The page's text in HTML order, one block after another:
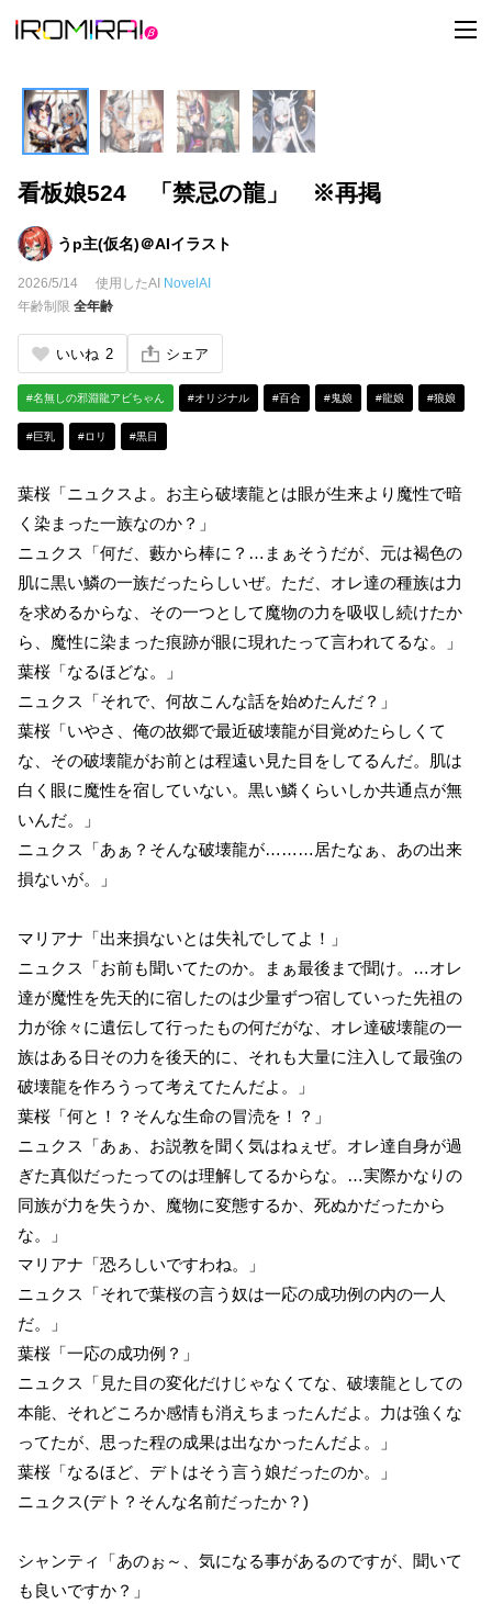
t
o
看板娘524 「禁忌の龍」 ※再掲
うp主(仮名)＠AIイラスト
2026/5/14 使用したAI NovelAI
年齢制限 全年齢
いいね 2 シェア
#名無しの邪淵龍アビちゃん #オリジナル #百合 #鬼娘 #龍娘 #狼娘
#巨乳 #ロリ #黒目
葉桜「ニュクスよ。お主ら破壊龍とは眼が生来より魔性で暗
く染まった一族なのか？」
ニュクス「何だ、藪から棒に？…まぁそうだが、元は褐色の
肌に黒い鱗の一族だったらしいぜ。ただ、オレ達の種族は力
を求めるからな、その一つとして魔物の力を吸収し続けたか
ら、魔性に染まった痕跡が眼に現れたって言われてるな。」
葉桜「なるほどな。」
ニュクス「それで、何故こんな話を始めたんだ？」
葉桜「いやさ、俺の故郷で最近破壊龍が目覚めたらしくて
な、その破壊龍がお前とは程遠い見た目をしてるんだ。肌は
白く眼に魔性を宿していない。黒い鱗くらいしか共通点が無
いんだ。」
ニュクス「あぁ？そんな破壊龍が………居たなぁ、あの出来
損ないが。」
マリアナ「出来損ないとは失礼でしてよ！」
ニュクス「お前も聞いてたのか。まぁ最後まで聞け。…オレ
達が魔性を先天的に宿したのは少量ずつ宿していった先祖の
力が徐々に遺伝して行ったもの何だがな、オレ達破壊龍の一
族はある日その力を後天的に、それも大量に注入して最強の
破壊龍を作ろうって考えてたんだよ。」
葉桜「何と！？そんな生命の冒涜を！？」
ニュクス「あぁ、お説教を聞く気はねぇぜ。オレ達自身が過
ぎた真似だったってのは理解してるからな。…実際かなりの
同族が力を失うか、魔物に変態するか、死ぬかだったから
な。」
マリアナ「恐ろしいですわね。」
ニュクス「それで葉桜の言う奴は一応の成功例の内の一人
だ。」
葉桜「一応の成功例？」
ニュクス「見た目の変化だけじゃなくてな、破壊龍としての
本能、それどころか感情も消えちまったんだよ。力は強くな
ってたが、思った程の成果は出なかったんだよ。」
葉桜「なるほど、デトはそう言う娘だったのか。」
ニュクス(デト？そんな名前だったか？)
シャンティ「あのぉ～、気になる事があるのですが、聞いて
も良いですか？」